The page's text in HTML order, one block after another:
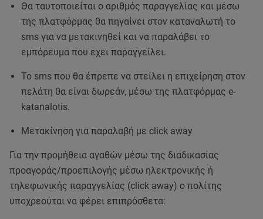
Θα ταυτοποιείται ο αριθμός παραγγελίας και μέσω
της πλατφόρμας θα πηγαίνει στον καταναλωτή το
sms για να μετακινηθεί και να παραλάβει το
εμπόρευμα που έχει παραγγείλει.
Το sms που θα έπρεπε να στείλει η επιχείρηση στον
πελάτη θα είναι δωρεάν, μέσω της πλατφόρμας e-
katanalotis.
Μετακίνηση για παραλαβή με click away
Για την προμήθεια αγαθών μέσω της διαδικασίας
προαγοράς/προεπιλογής μέσω ηλεκτρονικής ή
τηλεφωνικής παραγγελίας (click away) ο πολίτης
υποχρεούται να φέρει επιπρόσθετα: